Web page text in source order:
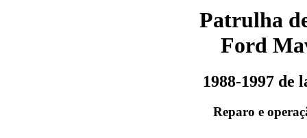
Patrulha
Ford
1988-1997 de
Reparo e